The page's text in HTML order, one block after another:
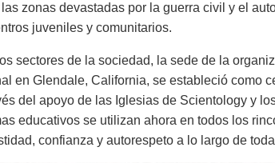
zonas devastadas por la guerra civil y el
juveniles y comunitarios.
sectores de la sociedad, la sede de la
en Glendale, California, se estableció como
del apoyo de las Iglesias de Scientology y
educativos se utilizan ahora en todos los
confianza y autorespeto a lo largo de